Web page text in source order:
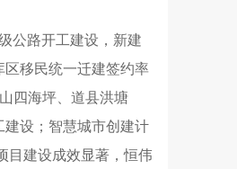
公路开工建设，新建
区移民统一迁建签约率
四海坪、道县洪塘
建设；智慧城市创建计
目建设成效显著，恒伟